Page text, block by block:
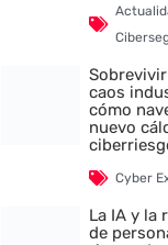
caos
cómo
nuevo
Cyber
La IA y la
de